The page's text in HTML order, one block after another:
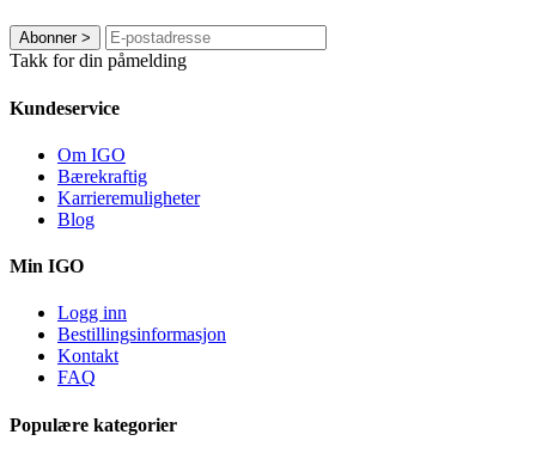
Abonner>
Takk for din påmelding
Kundeservice
Om IGO
Bærekraftig
Karrieremuligheter
Blog
Min IGO
Logg inn
Bestillingsinformasjon
Kontakt
FAQ
Populære kategorier